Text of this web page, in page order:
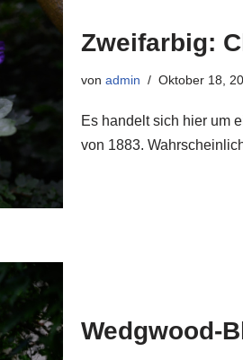
Zweifarbig:
von admin Oktober 18,
Es handelt sich hier um
von 1883.
Wedgwood-